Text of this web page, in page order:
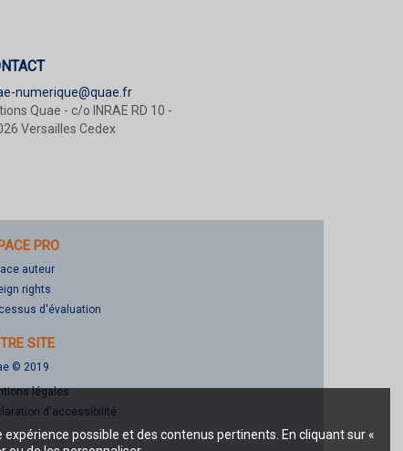
possible et des contenus pertinents. En cliquant sur «
numerique@quae.fr
Quae - c/o INRAE RD 10 -
Versailles Cedex
PRO
auteur
rights
d'évaluation
SITE
© 2019
légales
d'accessibilité